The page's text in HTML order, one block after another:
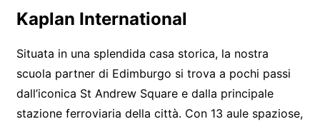
Kaplan International
Situata in una splendida casa storica, la nostra
scuola partner di Edimburgo si trova a pochi passi
dall’iconica St Andrew Square e dalla principale
stazione ferroviaria della città. Con 13 aule spaziose,